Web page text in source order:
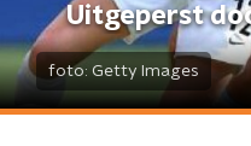
Uitgeperst
foto: Getty Images